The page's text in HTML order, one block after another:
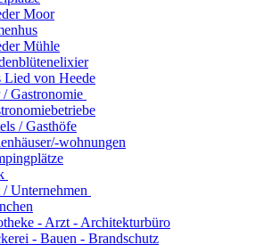
Moor
Mühle
Lied von Heede
/ Gastronomie
/ Gasthöfe
wohnungen
Unternehmen
- Arzt - Architekturbüro
- Bauen - Brandschutz